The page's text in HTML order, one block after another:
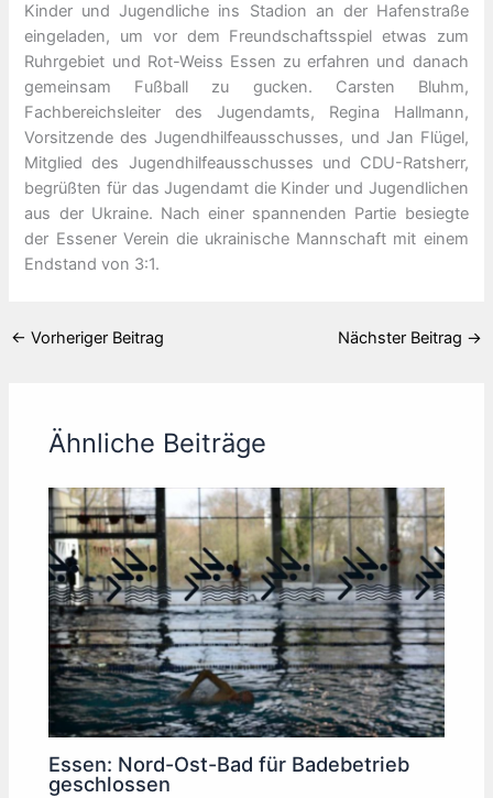
Kinder und Jugendliche ins Stadion an der Hafenstraße
eingeladen, um vor dem Freundschaftsspiel etwas zum
Ruhrgebiet und Rot-Weiss Essen zu erfahren und danach
gemeinsam Fußball zu gucken. Carsten Bluhm,
Fachbereichsleiter des Jugendamts, Regina Hallmann,
Vorsitzende des Jugendhilfeausschusses, und Jan Flügel,
Mitglied des Jugendhilfeausschusses und CDU-Ratsherr,
begrüßten für das Jugendamt die Kinder und Jugendlichen
aus der Ukraine. Nach einer spannenden Partie besiegte
der Essener Verein die ukrainische Mannschaft mit einem
Endstand von 3:1.
← Vorheriger Beitrag Nächster Beitrag →
Ähnliche Beiträge
Essen: Nord-Ost-Bad für Badebetrieb
geschlossen